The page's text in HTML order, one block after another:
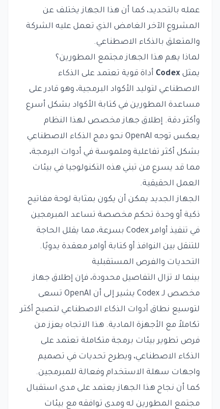
عمله بالتحديد، كما أن هذا الجهاز يختلف عن
المشروع الآخر الغامض الذي تعمل عليه الشركة
والمتعلق بالذكاء الاصطناعي.
لماذا يهم هذا الجهاز مجتمع المطورين؟
يمثل Codex أداة قوية تعتمد على الذكاء
الاصطناعي لتوليد الأكواد البرمجية، وهو قادر على
مساعدة المطورين في كتابة الأكواد بشكل أسرع
وأكثر دقة. إطلاق جهاز مخصص لهذا النظام
يعكس توجه OpenAI نحو دمج الذكاء الاصطناعي
بشكل أكثر تفاعلية وملموسة في أدوات البرمجة،
مما قد يسرع من تبني هذه التكنولوجيا في بيئات
العمل الحقيقية.
الجهاز الجديد يمكن أن يكون بمثابة لوحة مفاتيح
ذكية أو وحدة تحكم مخصصة تساعد المبرمجين
في تنفيذ أوامر Codex بسرعة، مما يقلل الحاجة
للتنقل بين النوافذ أو كتابة أوامر معقدة يدويًا.
التحديات والفرص المستقبلية
بينما لا تزال التفاصيل محدودة، فإن إطلاق جهاز
مخصص لـ Codex يشير إلى أن OpenAI تسعى
لتوسيع نطاق أدوات الذكاء الاصطناعي لتصبح أكثر
تكاملاً مع الأجهزة المادية. هذا الاتجاه يعزز من
فرص تطوير بيئات برمجة متكاملة تعتمد على
الذكاء الاصطناعي، ويطرح تحديات في تصميم
واجهات سهلة الاستخدام وفعالة للمبرمجين.
كما أن نجاح هذا الجهاز يعتمد على مدى استقبال
مجتمع المطورين له ومدى توافقه مع بيئات